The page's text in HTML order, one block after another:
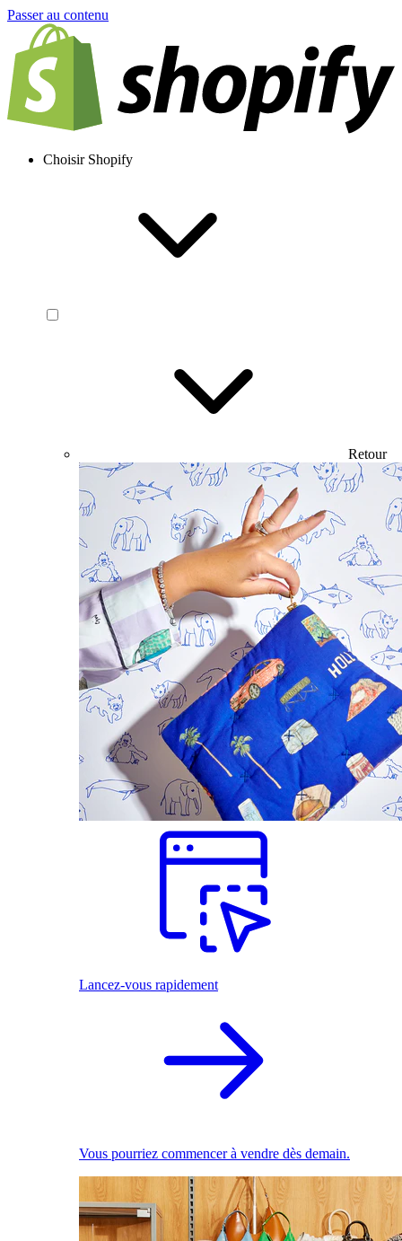
Passer au contenu
Choisir Shopify
Retour
Lancez-vous rapidement
Vous pourriez commencer à vendre dès demain.